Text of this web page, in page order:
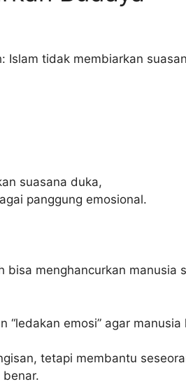
Islam tidak membiarkan
suasana duka,
panggung emosional.
bisa menghancurkan manusia
“ledakan emosi” agar
tetapi membantu